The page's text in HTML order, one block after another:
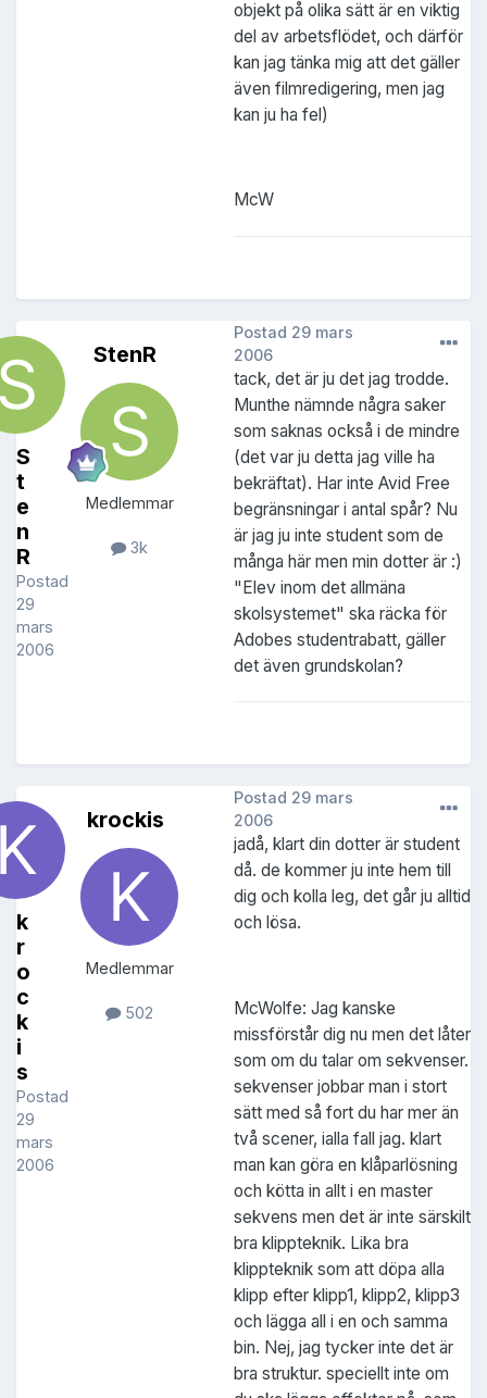
objekt på olika sätt är en viktig
del av arbetsflödet, och därför
kan jag tänka mig att det gäller
även filmredigering, men jag
kan ju ha fel)
McW
S
t
e
n
R
Postad
29
mars
2006
StenR
Medlemmar
3k
Postad 29 mars
2006
tack, det är ju det jag trodde.
Munthe nämnde några saker
som saknas också i de mindre
(det var ju detta jag ville ha
bekräftat). Har inte Avid Free
begränsningar i antal spår? Nu
är jag ju inte student som de
många här men min dotter är :)
"Elev inom det allmäna
skolsystemet" ska räcka för
Adobes studentrabatt, gäller
det även grundskolan?
k
r
o
c
k
i
s
Postad
29
mars
2006
krockis
Medlemmar
502
Postad 29 mars
2006
jadå, klart din dotter är student
då. de kommer ju inte hem till
dig och kolla leg, det går ju alltid
och lösa.
McWolfe: Jag kanske
missförstår dig nu men det låter
som om du talar om sekvenser.
sekvenser jobbar man i stort
sätt med så fort du har mer än
två scener, ialla fall jag. klart
man kan göra en klåparlösning
och kötta in allt i en master
sekvens men det är inte särskilt
bra klippteknik. Lika bra
klippteknik som att döpa alla
klipp efter klipp1, klipp2, klipp3
och lägga all i en och samma
bin. Nej, jag tycker inte det är
bra struktur. speciellt inte om